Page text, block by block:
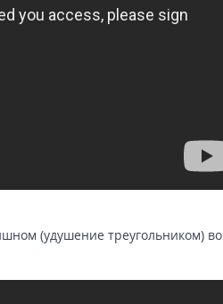
(удушение треугольником) во